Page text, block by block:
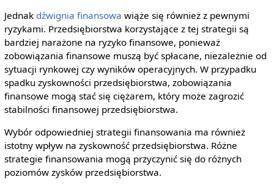
Jednak dźwignia finansowa wiąże się również z pewnymi
ryzykami. Przedsiębiorstwa korzystające z tej strategii są
bardziej narażone na ryzyko finansowe, ponieważ
zobowiązania finansowe muszą być spłacane, niezależnie od
sytuacji rynkowej czy wyników operacyjnych. W przypadku
spadku zyskowności przedsiębiorstwa, zobowiązania
finansowe mogą stać się ciężarem, który może zagrozić
stabilności finansowej przedsiębiorstwa.
Wybór odpowiedniej strategii finansowania ma również
istotny wpływ na zyskowność przedsiębiorstwa. Różne
strategie finansowania mogą przyczynić się do różnych
poziomów zysków przedsiębiorstwa.